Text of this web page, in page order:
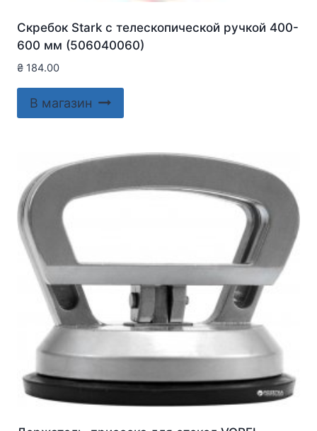
Скребок Stark с телескопической ручкой 400-
600 мм (506040060)
₴ 184.00
В магазин